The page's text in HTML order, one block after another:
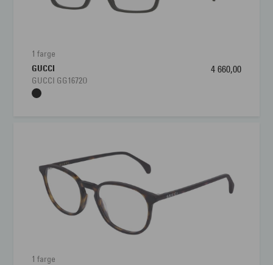
1 farge
GUCCI
GUCCI GG1672O
4 660,00
1 farge